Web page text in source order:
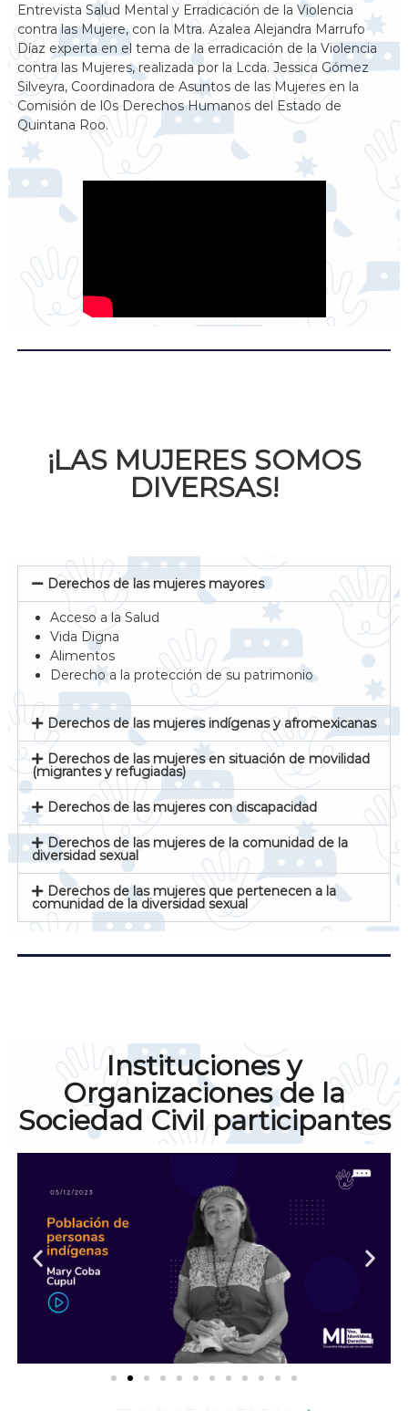
Entrevista Salud Mental y Erradicación de la Violencia
contra las Mujere, con la Mtra. Azalea Alejandra Marrufo
Díaz experta en el tema de la erradicación de la Violencia
contra las Mujeres, realizada por la Lcda. Jessica Gómez
Silveyra, Coordinadora de Asuntos de las Mujeres en la
Comisión de l0s Derechos Humanos del Estado de
Quintana Roo.
¡LAS MUJERES SOMOS
DIVERSAS!
Derechos de las mujeres mayores
Acceso a la Salud
Vida Digna
Alimentos
Derecho a la protección de su patrimonio
Derechos de las mujeres indígenas y afromexicanas
Derechos de las mujeres en situación de movilidad
(migrantes y refugiadas)
Derechos de las mujeres con discapacidad
Derechos de las mujeres de la comunidad de la
diversidad sexual
Derechos de las mujeres que pertenecen a la
comunidad de la diversidad sexual
Instituciones y
Organizaciones de la
Sociedad Civil participantes